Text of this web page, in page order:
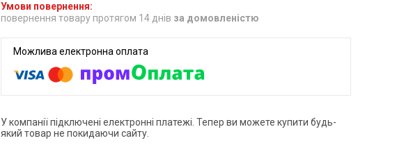
повернення товару протягом 14 днів за домовленістю
У компанії підключені електронні платежі. Тепер ви можете купити будь-
який товар не покидаючи сайту.